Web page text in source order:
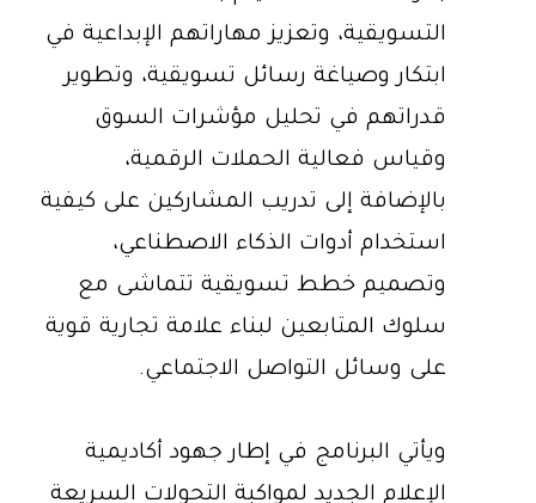
التسويقية، وتعزيز مهاراتهم الإبداعية في
ابتكار وصياغة رسائل تسويقية، وتطوير
قدراتهم في تحليل مؤشرات السوق
وقياس فعالية الحملات الرقمية،
بالإضافة إلى تدريب المشاركين على كيفية
استخدام أدوات الذكاء الاصطناعي،
وتصميم خطط تسويقية تتماشى مع
سلوك المتابعين لبناء علامة تجارية قوية
على وسائل التواصل الاجتماعي.
ويأتي البرنامج في إطار جهود أكاديمية
الإعلام الجديد لمواكبة التحولات السريعة